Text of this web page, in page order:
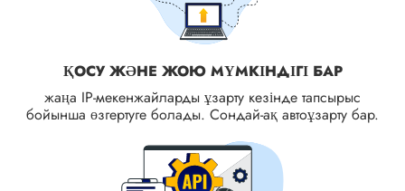
ҚОСУ ЖӘНЕ ЖОЮ МҮМКІНДІГІ БАР
жаңа IP-мекенжайларды ұзарту кезінде тапсырыс
бойынша өзгертуге болады. Сондай-ақ автоұзарту бар.